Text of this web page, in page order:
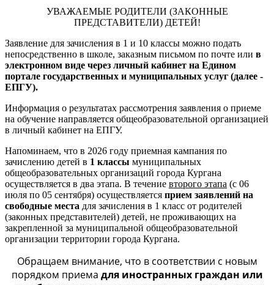
УВАЖАЕМЫЕ РОДИТЕЛИ (ЗАКОННЫЕ
ПРЕДСТАВИТЕЛИ) ДЕТЕЙ!
Заявление для зачисления в 1 и 10 классы можно подать
непосредственно в школе, заказным письмом по почте или в
электронном виде через личный кабинет на Едином
портале государственных и муниципальных услуг (далее -
ЕПГУ).
Информация о результатах рассмотрения заявления о приеме
на обучение направляется общеобразовательной организацией
в личный кабинет на ЕПГУ.
Напоминаем, что в 2026 году приемная кампания по
зачислению детей в 1 классы муниципальных
общеобразовательных организаций города Кургана
осуществляется в два этапа. В течение второго этапа (с 06
июля по 05 сентября) осуществляется прием заявлений на
свободные места для зачисления в 1 класс от родителей
(законных представителей) детей, не проживающих на
закрепленной за муниципальной общеобразовательной
организации территории города Кургана.
Обращаем внимание, что в соответствии с новым
порядком приема для иностранных граждан или